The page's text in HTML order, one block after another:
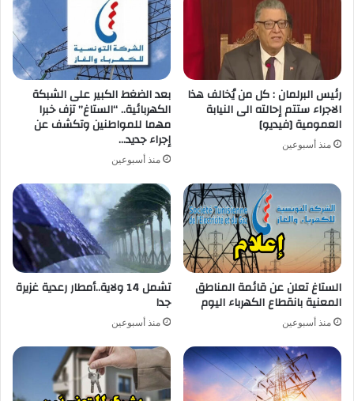
رئيس البرلمان : كل من يُخالف هذا
الاجراء ستتم إحالته الى النيابة
العمومية [فيديو]
منذ أسبوعين
بعد الضغط الكبير على الشبكة
الكهربائية.. “الستاغ” تزف خبرا
مهما للمواطنين وتكشف عن
إجراء جديد…
منذ أسبوعين
الستاغ تعلن عن قائمة المناطق
المعنية بانقطاع الكهرباء اليوم
منذ أسبوعين
تشمل 14 ولاية..أمطار رعدية غزيرة
جدا
منذ أسبوعين